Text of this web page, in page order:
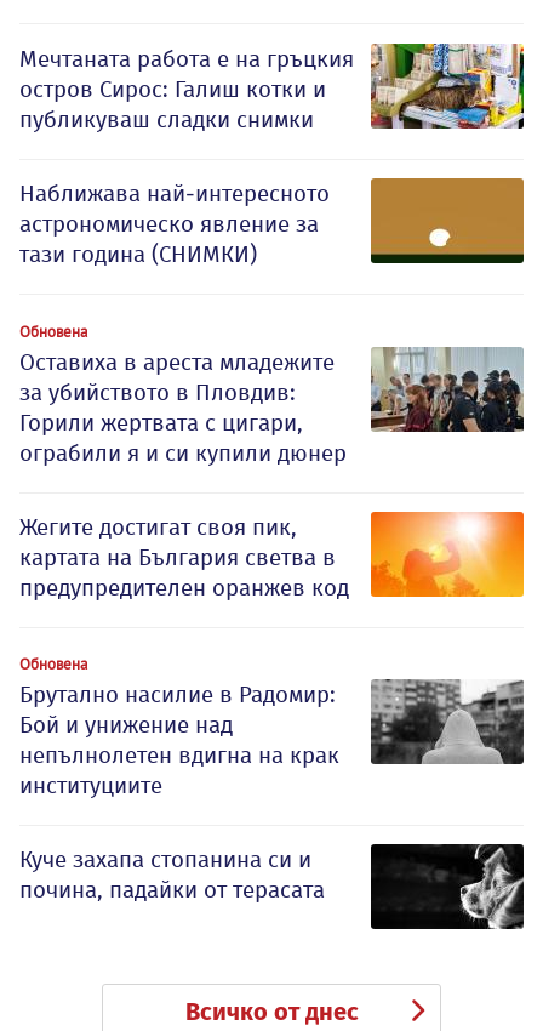
Мечтаната работа е на гръцкия
остров Сирос: Галиш котки и
публикуваш сладки снимки
Наближава най-интересното
астрономическо явление за
тази година (СНИМКИ)
Обновена
Оставиха в ареста младежите
за убийството в Пловдив:
Горили жертвата с цигари,
ограбили я и си купили дюнер
Жегите достигат своя пик,
картата на България светва в
предупредителен оранжев код
Обновена
Брутално насилие в Радомир:
Бой и унижение над
непълнолетен вдигна на крак
институциите
Куче захапа стопанина си и
почина, падайки от терасата
Всичко от днес